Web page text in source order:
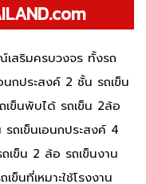
สริมครบวงจร ทั้งรถ
นกประสงค์ 2 ชั้น รถเข็น
ข็นพับได้ รถเข็น 2ล้อ
ถเข็นเอนกประสงค์ 4
เข็น 2 ล้อ รถเข็นงาน
นที่เหมาะใช้โรงงาน